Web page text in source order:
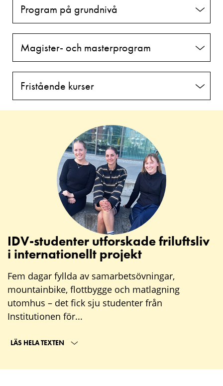
Program på grundnivå
Magister- och masterprogram
Fristående kurser
IDV-studenter utforskade friluftsliv
i internationellt projekt
Fem dagar fyllda av samarbetsövningar,
mountainbike, flottbygge och matlagning
utomhus – det fick sju studenter från
Institutionen för...
LÄS HELA TEXTEN